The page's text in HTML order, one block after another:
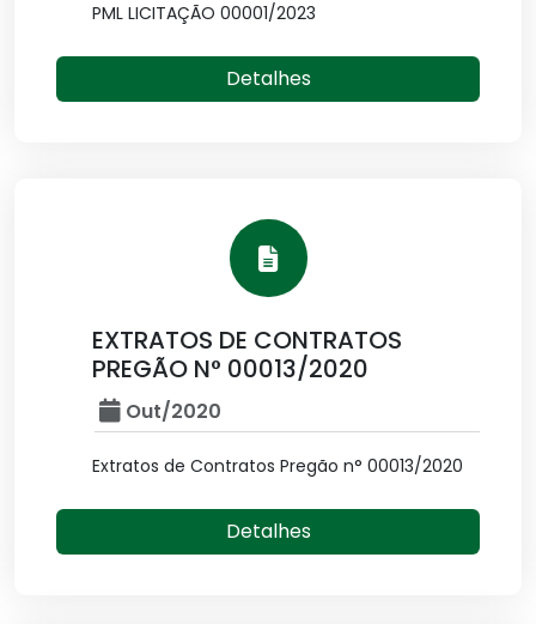
PML LICITAÇÃO 00001/2023
Detalhes
EXTRATOS DE CONTRATOS
PREGÃO N° 00013/2020
Out/2020
Extratos de Contratos Pregão n° 00013/2020
Detalhes